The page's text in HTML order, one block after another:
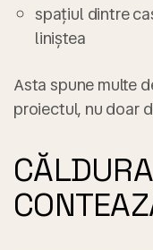
spațiul dintre
liniștea
Asta spune multe
proiectul, nu doar